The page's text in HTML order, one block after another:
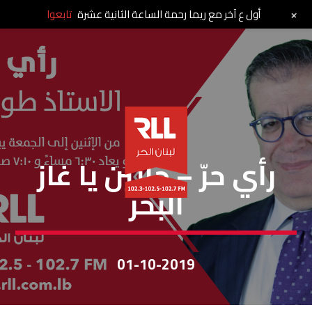
رأي حر
رأي حرّ – جايين يا غاز
البحر
01-10-2019
أول ع آخر مع ريما رحمة الساعة الثانية عشرة تابعوا +